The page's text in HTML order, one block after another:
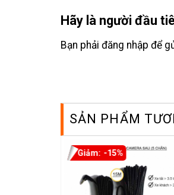
Hãy là người đầu
Bạn phải đăng nhập để
SẢN PHẨM
-15%